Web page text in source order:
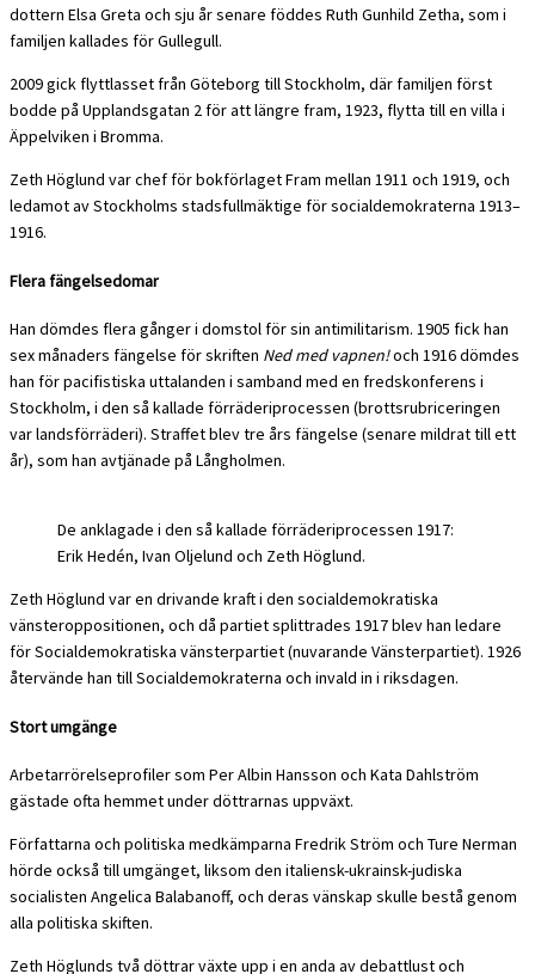
dottern Elsa Greta och sju år senare föddes Ruth Gunhild Zetha, som i
familjen kallades för Gullegull.
2009 gick flyttlasset från Göteborg till Stockholm, där familjen först
bodde på Upplandsgatan 2 för att längre fram, 1923, flytta till en villa i
Äppelviken i Bromma.
Zeth Höglund var chef för bokförlaget Fram mellan 1911 och 1919, och
ledamot av Stockholms stadsfullmäktige för socialdemokraterna 1913–
1916.
Flera fängelsedomar
Han dömdes flera gånger i domstol för sin antimilitarism. 1905 fick han
sex månaders fängelse för skriften Ned med vapnen!och 1916 dömdes
han för pacifistiska uttalanden i samband med en fredskonferens i
Stockholm, i den så kallade förräderiprocessen (brottsrubriceringen
var landsförräderi). Straffet blev tre års fängelse (senare mildrat till ett
år), som han avtjänade på Långholmen.
De anklagade i den så kallade förräderiprocessen 1917:
Erik Hedén, Ivan Oljelund och Zeth Höglund.
Zeth Höglund var en drivande kraft i den socialdemokratiska
vänsteroppositionen, och då partiet splittrades 1917 blev han ledare
för Socialdemokratiska vänsterpartiet (nuvarande Vänsterpartiet). 1926
återvände han till Socialdemokraterna och invald in i riksdagen.
Stort umgänge
Arbetarrörelseprofiler som Per Albin Hansson och Kata Dahlström
gästade ofta hemmet under döttrarnas uppväxt.
Författarna och politiska medkämparna Fredrik Ström och Ture Nerman
hörde också till umgänget, liksom den italiensk-ukrainsk-judiska
socialisten Angelica Balabanoff, och deras vänskap skulle bestå genom
alla politiska skiften.
Zeth Höglunds två döttrar växte upp i en anda av debattlust och